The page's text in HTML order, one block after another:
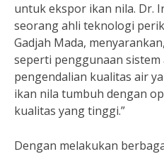
untuk ekspor ikan nila. Dr.
seorang ahli teknologi
Gadjah Mada,
seperti penggunaan sistem
pengendalian kualitas air
ikan nila tumbuh dengan
kualitas yang tinggi.”
Dengan melakukan